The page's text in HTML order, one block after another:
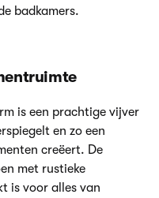
badkamers.
is een prachtige vijver
en zo een
creëert. De
met rustieke
is voor alles van